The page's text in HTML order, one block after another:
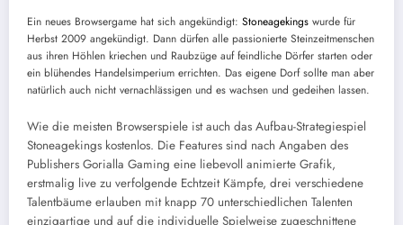
Ein neues Browsergame hat sich angekündigt: Stoneagekings wurde für
Herbst 2009 angekündigt. Dann dürfen alle passionierte Steinzeitmenschen
aus ihren Höhlen kriechen und Raubzüge auf feindliche Dörfer starten oder
ein blühendes Handelsimperium errichten. Das eigene Dorf sollte man aber
natürlich auch nicht vernachlässigen und es wachsen und gedeihen lassen.
Wie die meisten Browserspiele ist auch das Aufbau-Strategiespiel
Stoneagekings kostenlos. Die Features sind nach Angaben des
Publishers Gorialla Gaming eine liebevoll animierte Grafik,
erstmalig live zu verfolgende Echtzeit Kämpfe, drei verschiedene
Talentbäume erlauben mit knapp 70 unterschiedlichen Talenten
einzigartige und auf die individuelle Spielweise zugeschnittene